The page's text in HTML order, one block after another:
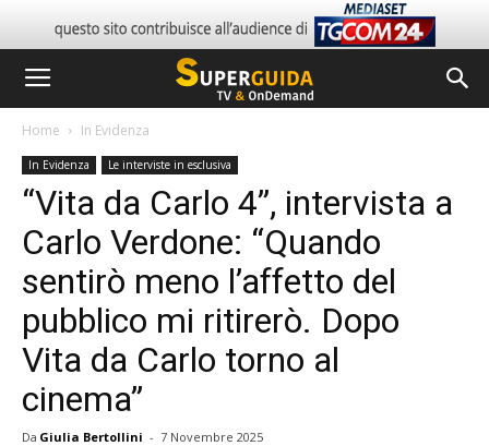
Home In Evidenza
In Evidenza Le interviste in esclusiva
“Vita da Carlo 4”, intervista a
Carlo Verdone: “Quando
sentirò meno l’affetto del
pubblico mi ritirerò. Dopo
Vita da Carlo torno al
cinema”
Da Giulia Bertollini - 7 Novembre 2025